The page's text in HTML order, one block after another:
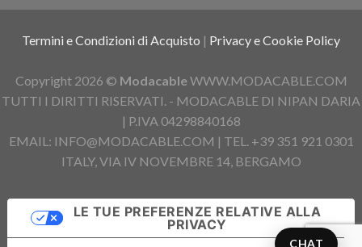
Termini e Condizioni di Acquisto | Privacy e Cookie Policy
Copyright 2026 © ModacableWWW.MODACABLE.COM
TUTTI I DIRITTI RISERVATI. - MODACABLE DI NIPAN DARIA
| P.IVA 04298840168
EMAIL: INFO@MODACABLE.COM | TEL. +39 351 921 0301
ITALY, VIA IV NOVEMBRE 14, BERGAMO
CHAT
LE TUE PREFERENZE RELATIVE ALLA
PRIVACY